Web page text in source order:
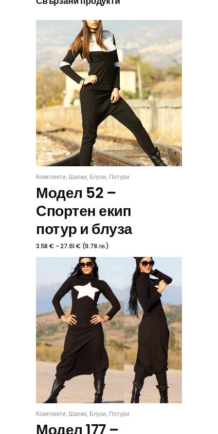
КОМПЛЕКТ
Комплекти, Шапки, Блузи, Потури
Модел 52 –
Спортен екип
потур и блуза
3.58 € –27.61€ (9.78лв.)
КОМПЛЕКТ
Комплекти, Шапки, Блузи, Потури